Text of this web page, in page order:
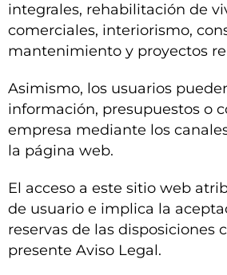
integrales, rehabilitación de
comerciales, interiorismo,
mantenimiento y proyectos
Asimismo, los usuarios
información, presupuestos o
empresa mediante los
la página web.
El acceso a este sitio web
de usuario e implica la
reservas de las disposiciones
presente Aviso Legal.